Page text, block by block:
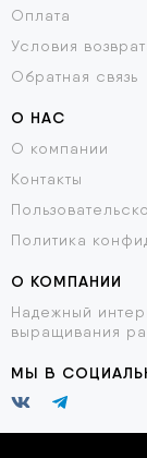
Оплата
Условия
Обратная связь
О НАС
О компании
Контакты
Политика
О КОМПАНИИ
Надежный
выращивания
МЫ В